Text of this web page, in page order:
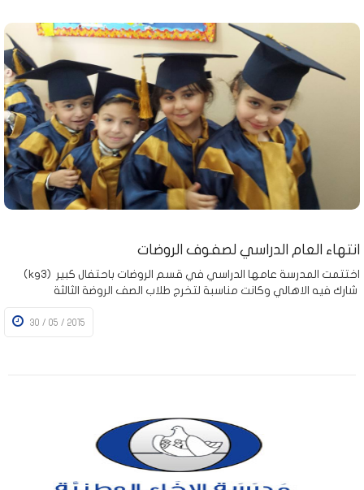
انتهاء العام الدراسي لصفوف الروضات
(kg3) اختتمت المدرسة عامها الدراسي في قسم الروضات باحتفال كبير
30 / 05 / 2015